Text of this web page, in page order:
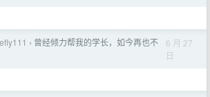
› 曾经倾力帮我的学长，如今再也不
6 月 27
日